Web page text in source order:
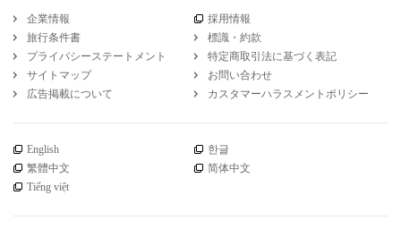
企業情報
採用情報
旅行条件書
標識・約款
プライバシーステートメント
特定商取引法に基づく表記
サイトマップ
お問い合わせ
広告掲載について
カスタマーハラスメントポリシー
English
한글
繁體中文
简体中文
Tiếng việt